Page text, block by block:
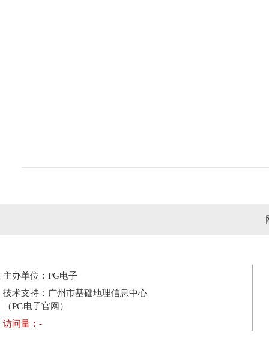
主办单位：PG电子
技术支持：广州市基础地理信息中心
（PG电子官网）
访问量： -